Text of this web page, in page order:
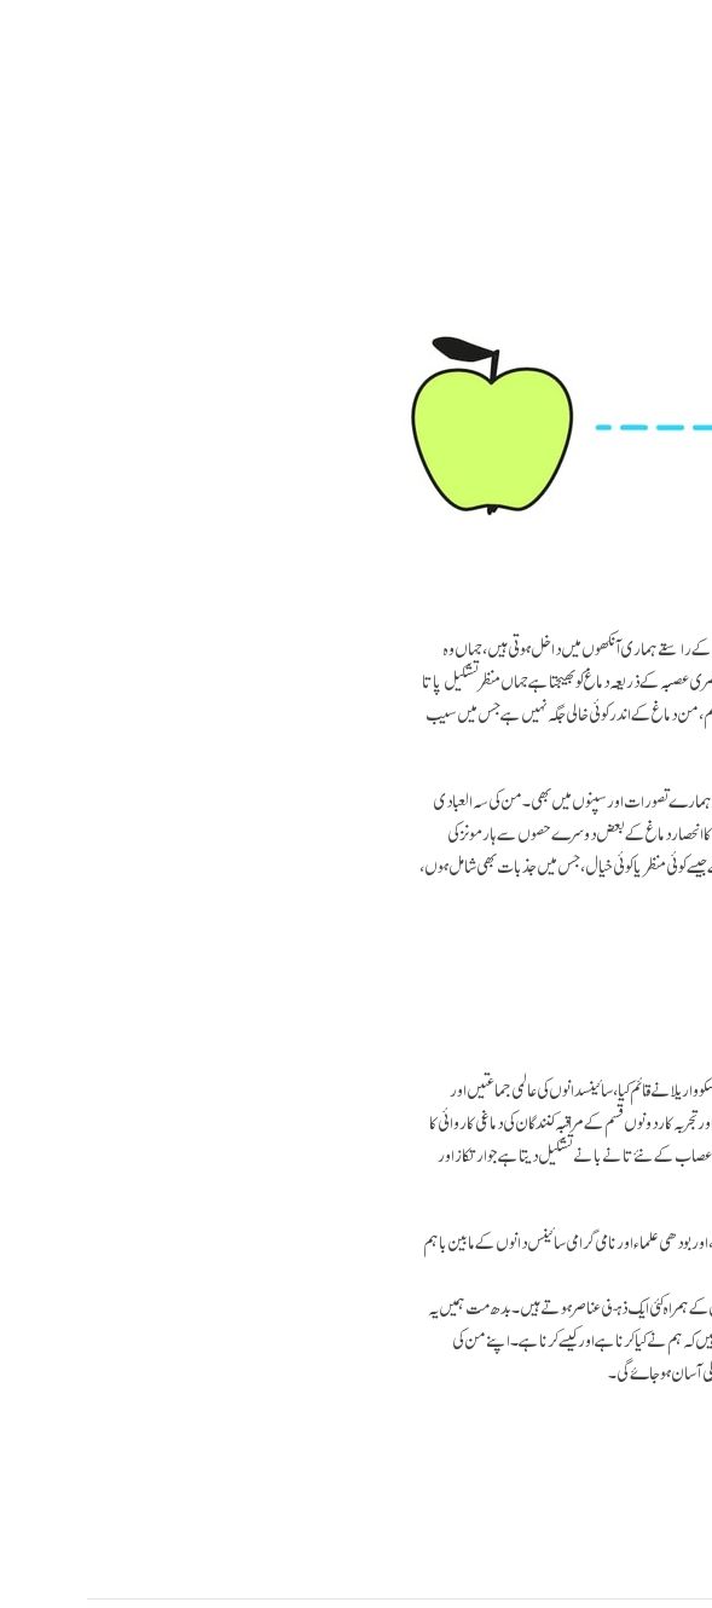
کے راستے ہماری آنکھوں میں داخل ہوتی ہیں، جہاں وہ
عصبہ کے ذریعہ دماغ کو بھیجتا ہےجہاں منظر تشکیل پاتا
من دماغ کے اندر کوئی خالی جگہ نہیں ہے جس میں سیب
کہ ہمارے تصورات اور سپنوں میں بھی۔ من کی سہ العبادی
انحصار دماغ کے بعض دوسرے حصوں سے ہارمونز کی
جیسے کوئی منظر یا کوئی خیال، جس میں جذبات بھی شامل ہوں،
فرانسسکو واریلا نے قائم کیا، سائینسدانوں کی عالمی جماعتیں اور
کار دونوں قسم کے مراقبہ کنندگان کی دماغی کاروائی کا
کے نئے تانے بانے تشکیل دیتا ہے جو ارتکاز اور
علماء اور نامی گرامی سائینس دانوں کے مابین باہم
ہمراہ کئی ایک ذہنی عناصر ہوتے ہیں۔ بدھ مت ہمیں یہ
کہ ہم نے کیا کرنا ہے اور کیسے کرنا ہے۔ اپنے من کی
آسان ہو جاۓ گی۔